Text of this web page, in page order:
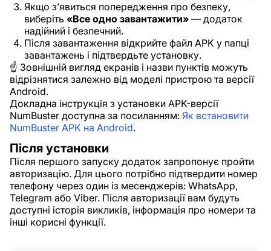
Якщо з’явиться попередження про безпеку,
виберіть «Все одно завантажити» — додаток
надійний і безпечний.
Після завантаження відкрийте файл APK у папці
завантажень і підтвердьте установку.
☝ Зовнішній вигляд екранів і назви пунктів можуть
відрізнятися залежно від моделі пристрою та версії
Android.
Докладна інструкція з установки APK-версії
NumBuster доступна за посиланням: Як встановити
NumBuster APK на Android.
Після установки
Після першого запуску додаток запропонує пройти
авторизацію. Для цього потрібно підтвердити номер
телефону через один із месенджерів: WhatsApp,
Telegram або Viber. Після авторизації вам будуть
доступні історія викликів, інформація про номери та
інші корисні функції.